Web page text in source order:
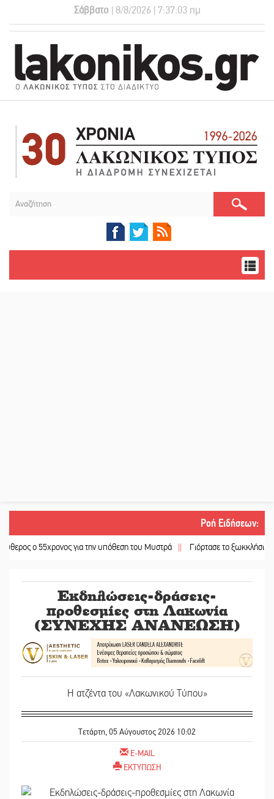
Σάββατο| 8/8/2026 | 7:37:04 πμ
Ροή Ειδήσεων:
για την υπόθεση του Μυστρά || Γιόρτασε το ξωκκλήσι της Αγίας
Εκδηλώσεις-δράσεις-
προθεσμίες στη Λακωνία
(ΣΥΝΕΧΗΣ ΑΝΑΝΕΩΣΗ)
Η ατζέντα του «Λακωνικού Τύπου»
Τετάρτη, 05 Αύγουστος 2026 10:02
E-MAIL
ΕΚΤΥΠΩΣΗ